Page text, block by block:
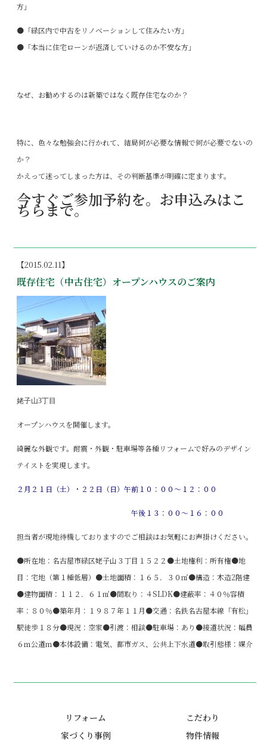
方」
●「緑区内で中古をリノベーションして住みたい方」
●「本当に住宅ローンが返済していけるのか不安な方」
なぜ、お勧めするのは新築ではなく既存住宅なのか？
特に、色々な勉強会に行かれて、結局何が必要な情報で何が必要でないの
か？
かえって迷ってしまった方は、その判断基準が明確に定まります。
今すぐご参加予約を。お申込みはこ
ちらまで。
【2015.02.11】
既存住宅（中古住宅）オープンハウスのご案内
姥子山3丁目
オープンハウスを開催します。
綺麗な外観です。耐震・外観・駐車場等各種リフォームで好みのデザイン
テイストを実現します。
２月２１日（土）・２２日（日）午前１０：００～１２：００
午後１３：００～１６：００
担当者が現地待機しておりますのでご相談はお気軽にお声掛けください。
●所在地：名古屋市緑区姥子山３丁目１５２２●土地権利：所有権●地
目：宅地（第１種低層）●土地面積：１６５．３０㎡●構造：木造2階建
●建物面積：１１２．６１㎡●間取り：４SLDK●建蔽率：４０％容積
率：８０％●築年月：１９８７年１１月●交通：名鉄名古屋本線「有松」
駅徒歩１８分●現況：空家●引渡：相談●駐車場：あり●接道状況：幅員
６ｍ公道ｍ●本体設備：電気、都市ガス、公共上下水道●取引態様：媒介
リフォーム
こだわり
家づくり事例
物件情報